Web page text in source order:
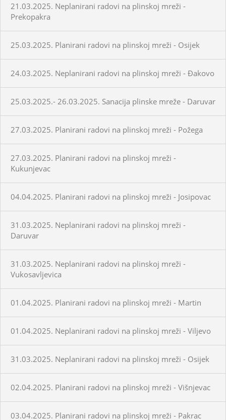
21.03.2025. Neplanirani radovi na plinskoj mreži -
Prekopakra
25.03.2025. Planirani radovi na plinskoj mreži - Osijek
24.03.2025. Neplanirani radovi na plinskoj mreži - Đakovo
25.03.2025.- 26.03.2025. Sanacija plinske mreže - Daruvar
27.03.2025. Planirani radovi na plinskoj mreži - Požega
27.03.2025. Planirani radovi na plinskoj mreži -
Kukunjevac
04.04.2025. Planirani radovi na plinskoj mreži - Josipovac
31.03.2025. Neplanirani radovi na plinskoj mreži -
Daruvar
31.03.2025. Neplanirani radovi na plinskoj mreži -
Vukosavljevica
01.04.2025. Planirani radovi na plinskoj mreži - Martin
01.04.2025. Neplanirani radovi na plinskoj mreži - Viljevo
31.03.2025. Neplanirani radovi na plinskoj mreži - Osijek
02.04.2025. Planirani radovi na plinskoj mreži - Višnjevac
03.04.2025. Planirani radovi na plinskoj mreži - Pakrac